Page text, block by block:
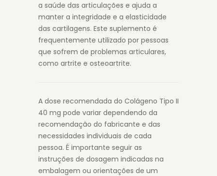
a saúde das articulações e ajuda a
manter a integridade e a elasticidade
das cartilagens. Este suplemento é
frequentemente utilizado por pessoas
que sofrem de problemas articulares,
como artrite e osteoartrite.
A dose recomendada do Colágeno Tipo II
40 mg pode variar dependendo da
recomendação do fabricante e das
necessidades individuais de cada
pessoa. É importante seguir as
instruções de dosagem indicadas na
embalagem ou orientações de um